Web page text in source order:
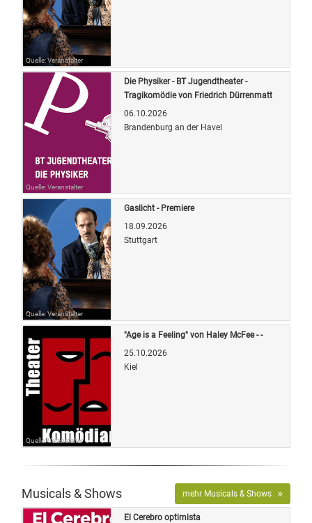
Quelle: Veranstalter
Quelle: Veranstalter
Die Physiker - BT Jugendtheater -
Tragikomödie von Friedrich Dürrenmatt
06.10.2026
Brandenburg an der Havel
Quelle: Veranstalter
Gaslicht - Premiere
18.09.2026
Stuttgart
Quelle: Veranstalter
"Age is a Feeling" von Haley McFee - -
25.10.2026
Kiel
Musicals & Shows mehr Musicals & Shows
El Cerebro optimista